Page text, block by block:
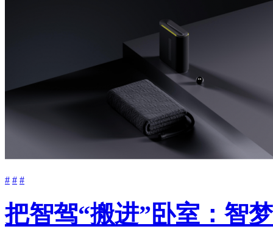
# # #
把智驾“搬进”卧室：智